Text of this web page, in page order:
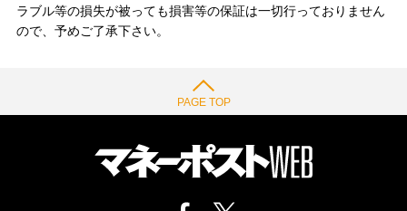
ラブル等の損失が被っても損害等の保証は一切行っておりません
ので、予めご了承下さい。
PAGE TOP